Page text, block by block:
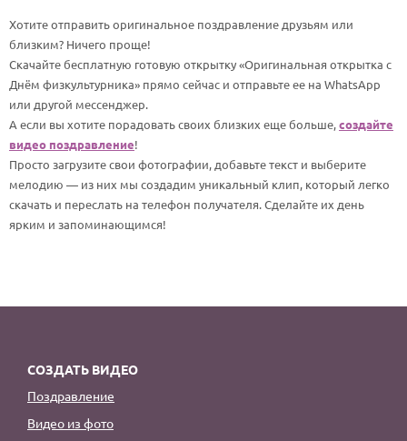
Хотите отправить оригинальное поздравление друзьям или
близким? Ничего проще!
Скачайте бесплатную готовую открытку «Оригинальная открытка с
Днём физкультурника» прямо сейчас и отправьте ее на WhatsApp
или другой мессенджер.
А если вы хотите порадовать своих близких еще больше,создайте
видео поздравление!
Просто загрузите свои фотографии, добавьте текст и выберите
мелодию — из них мы создадим уникальный клип, который легко
скачать и переслать на телефон получателя. Сделайте их день
ярким и запоминающимся!
СОЗДАТЬ ВИДЕО
Поздравление
Видео из фото